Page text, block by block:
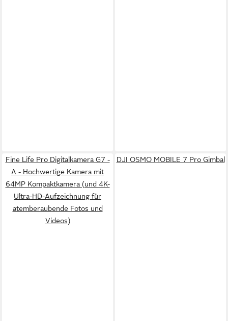
Fine Life Pro Digitalkamera G7 -
A - Hochwertige Kamera mit
64MP Kompaktkamera (und 4K-
Ultra-HD-Aufzeichnung für
atemberaubende Fotos und
Videos)
DJI OSMO MOBILE 7 Pro Gimbal